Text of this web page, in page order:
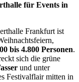
für Events in
Frankfurt ist
bis 4.800 Personen.
sich die grüne
und unter
Festivalflair mitten in